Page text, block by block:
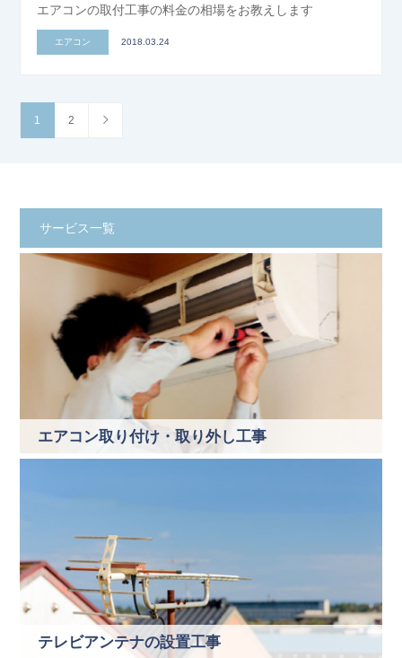
エアコンの取付工事の料金の相場をお教えします
エアコン 2018.03.24
1 2
サービス一覧
エアコン取り付け・取り外し工事
テレビアンテナの設置工事